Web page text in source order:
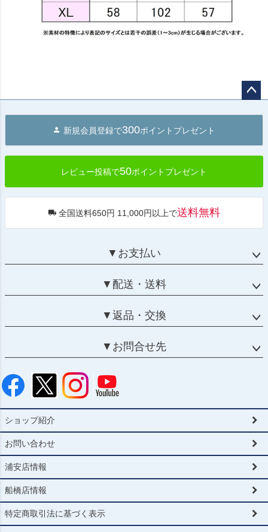
へ
新規会員登録で300ポイントプレゼント
レビュー投稿で50ポイントプレゼント
全国送料650円 11,000円以上で送料無料
▼お支払い
▼配送・送料
▼返品・交換
▼お問合せ先
ショップ紹介
お問い合わせ
浦安店情報
船橋店情報
特定商取引法に基づく表示